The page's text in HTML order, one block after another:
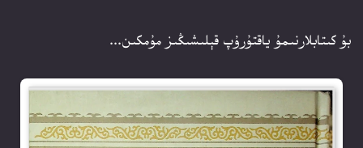
بۇ كىتابلارنىمۇ ياقتۇرۇپ قېلىشىڭىز مۇمكىن...